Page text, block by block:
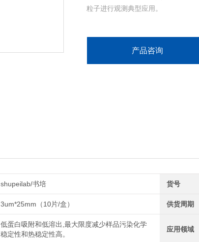
粒子进行观测典型应用。
产品咨询
shupeilab/书培 货号
3um*25mm（10片/盒） 供货周期
低蛋白吸附和低溶出,最大限度减少样品污染化学
稳定性和热稳定性高。
应用领域